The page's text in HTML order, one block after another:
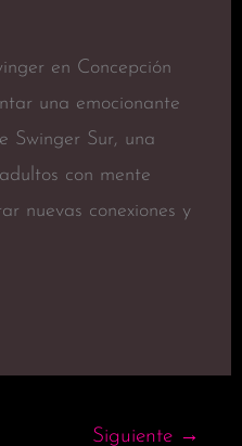
en Concepción
una emocionante
Swinger Sur, una
con mente
nuevas conexiones y
Siguiente →